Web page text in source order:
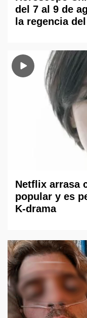
del 7 al 9 de
la regencia
Netflix arrasa
popular y es
K-drama